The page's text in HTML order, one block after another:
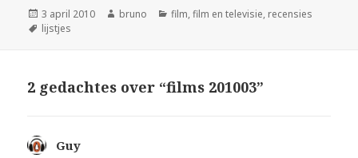
Geplaatst
op
3 april 2010 Auteur
bruno Categorieën
film,film en televisie, recensies
Tags
lijstjes
2 gedachtes over “films 201003”
Guy